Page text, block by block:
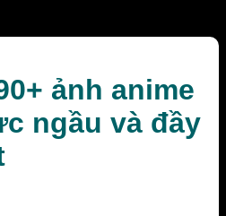
ảnh anime
ngầu và đầy